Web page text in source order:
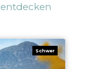
Schwer